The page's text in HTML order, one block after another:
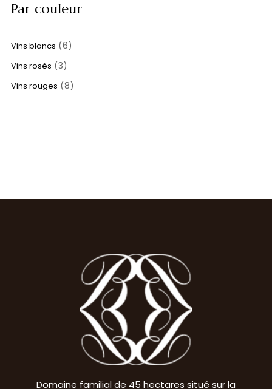
Par couleur
Vins blancs (6)
Vins rosés (3)
Vins rouges (8)
Domaine familial de 45 hectares situé sur la